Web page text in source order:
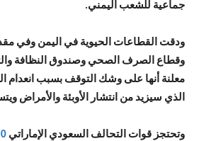
جماعية للشعب اليمني.
ودقت القطاعات الحيوية في اليمن وفي
وقطاع الصرف الصحي وصندوق النظافة
معلنة أنها على وشك التوقف بسبب انعدام
الذي سيزيد من انتشار الأوبئة والأمراض
وتحتجز قوات التحالف السعودي الإماراتي